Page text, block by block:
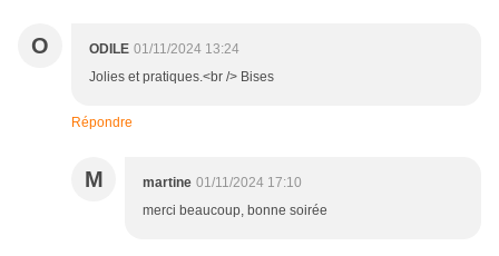
O ODILE 01/11/2024 13:24
Jolies et pratiques.<br /> Bises
Répondre
M martine 01/11/2024 17:10
merci beaucoup, bonne soirée